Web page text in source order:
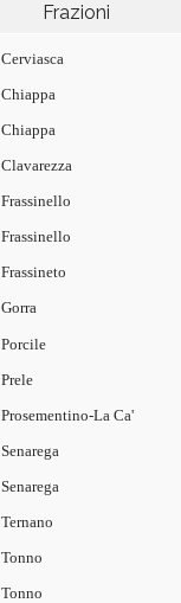
Frazioni
Cerviasca
Chiappa
Chiappa
Clavarezza
Frassinello
Frassinello
Frassineto
Gorra
Porcile
Prele
Prosementino-La Ca'
Senarega
Senarega
Ternano
Tonno
Tonno